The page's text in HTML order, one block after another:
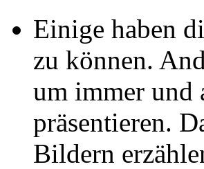
Einige haben
zu können.
um immer und
präsentieren.
Bildern